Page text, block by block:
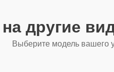
другие
Выберите модель вашего